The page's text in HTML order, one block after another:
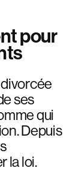
pour
ses
qui
Depuis
la loi.